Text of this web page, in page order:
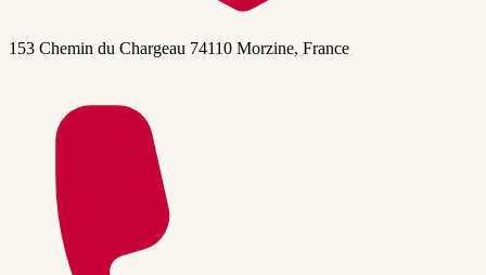
153 Chemin du Chargeau 74110 Morzine, France